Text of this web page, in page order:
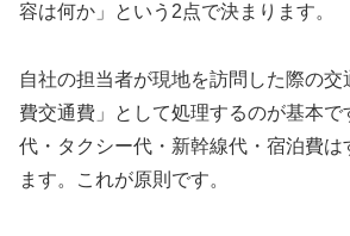
容は何か」という2点で決まります。
自社の担当者が現地を訪問した際の
費交通費」として処理するのが基本で
代・タクシー代・新幹線代・宿泊費は
ます。これが原則です。